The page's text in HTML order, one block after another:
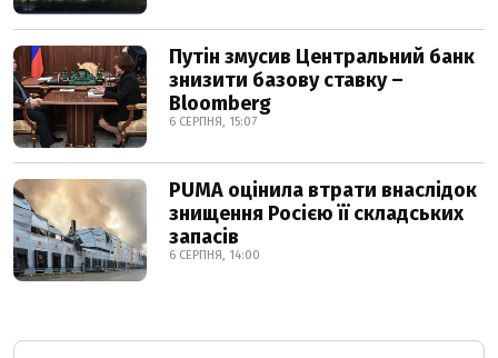
Путін змусив Центральний банк
знизити базову ставку –
Bloomberg
6 СЕРПНЯ, 15:07
PUMA оцінила втрати внаслідок
знищення Росією її складських
запасів
6 СЕРПНЯ, 14:00